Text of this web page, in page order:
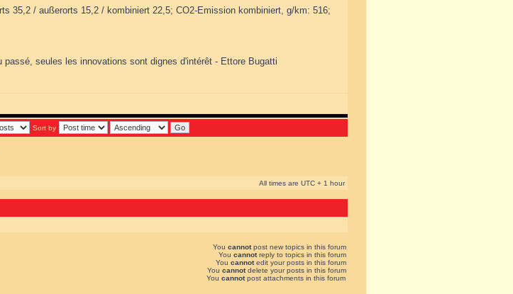
35,2 / außerorts 15,2 / kombiniert 22,5; CO2-Emission kombiniert, g/km: 516;
passé, seules les innovations sont dignes d'intérêt - Ettore Bugatti
Sort by
All times are UTC + 1 hour
You cannotpost new topics in this forum
You cannotreply to topics in this forum
You cannotedit your posts in this forum
You cannotdelete your posts in this forum
You cannotpost attachments in this forum